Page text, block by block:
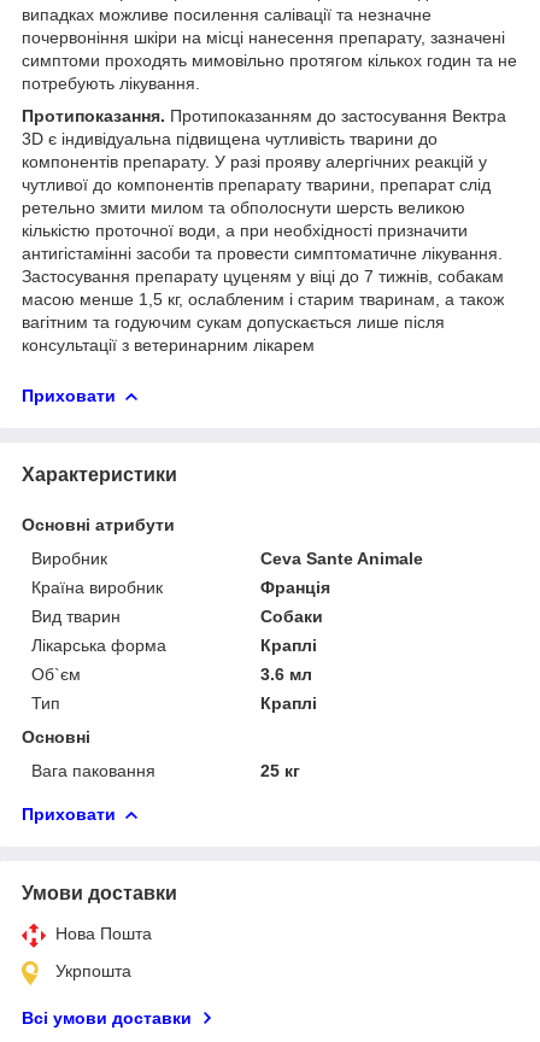
випадках можливе посилення салівації та незначне
почервоніння шкіри на місці нанесення препарату, зазначені
симптоми проходять мимовільно протягом кількох годин та не
потребують лікування.
Протипоказання. Протипоказанням до застосування Вектра
3D є індивідуальна підвищена чутливість тварини до
компонентів препарату. У разі прояву алергічних реакцій у
чутливої до компонентів препарату тварини, препарат слід
ретельно змити милом та обполоснути шерсть великою
кількістю проточної води, а при необхідності призначити
антигістамінні засоби та провести симптоматичне лікування.
Застосування препарату цуценям у віці до 7 тижнів, собакам
масою менше 1,5 кг, ослабленим і старим тваринам, а також
вагітним та годуючим сукам допускається лише після
консультації з ветеринарним лікарем
Приховати
Характеристики
Основні атрибути
Виробник
Ceva Sante Animale
Країна виробник
Франція
Вид тварин
Собаки
Лікарська форма
Краплі
Об`єм
3.6 мл
Тип
Краплі
Основні
Вага паковання
25 кг
Приховати
Умови доставки
Нова Пошта
Укрпошта
Всі умови доставки